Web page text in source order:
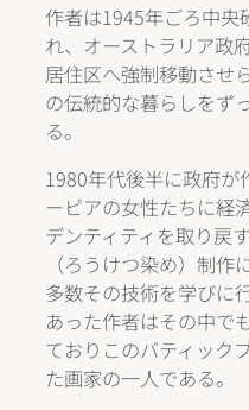
作者は1945年ごろ中央
れ、オーストラリア政
居住区へ強制移動させ
の伝統的な暮らしをず
る。
1980年代後半に政府が
ーピアの女性たちに経
デンティティを取り戻
（ろうけつ染め）制
多数その技術を学びに
あった作者はその中で
ておりこのバティック
た画家の一人である。